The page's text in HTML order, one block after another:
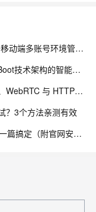
安卓模拟器、Root改机与ARM云手机：三条移动端多账号环境管理路径的工程实测手记
医院随访系统源码，基于Java+Vue+SpringBoot技术架构的智能化管理平台
在局域网自建跨设备文件传输站：PairDrop、WebRTC 与 HTTPS 部署实践
？3个方法亲测有效
JMeter下载、安装、汉化、插件配置、压测一篇搞定（附官网安装包）